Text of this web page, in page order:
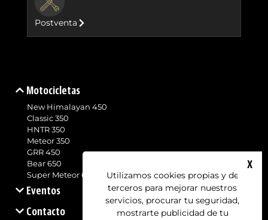
Postventa
Motocicletas
New Himalayan 450
Classic 350
HNTR 350
Meteor 350
GRR 450
Bear 650
Super Meteor 650
Eventos
Contacto
X
Utilizamos cookies propias y de
terceros para mejorar nuestros
servicios, procurar tu seguridad,
mostrarte publicidad de tu